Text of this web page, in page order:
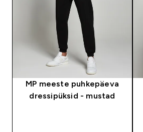
MP meeste puhkepäeva
dressipüksid - mustad